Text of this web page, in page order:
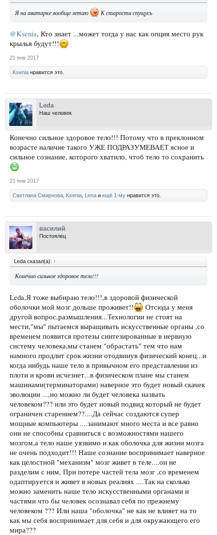
Я на аватарке вообще летаю К старости спущусь
@Ksenia, Кто знает ...может тогда у нас как опция место рук
крылья будут!!!
21 янв 2017
Ksenia нравится это.
Leda
Наш человек
Конечно сильное здоровое тело!!! Потому что в преклонном
возрасте наличие такого УЖЕ ПОДРАЗУМЕВАЕТ ясное и
сильное сознание, которого хватило, чтоб тело то сохранить
21 янв 2017
Светлана Смирнова Ksenia Lena и ещё 1-му нравится это.
василий
Постоялец
Leda сказал(а): ↑
Конечно сильное здоровое тело!!!
Leda,Я тоже выбираю тело!!!,в здоровой физической
оболочки мой мозг дольше проживет!!
Отсюда у меня
другой вопрос,размышления...Технологии не стоят на
мести,"мы" пытаемся выращивать искусственные органы ,со
временем появится протезы синтезированные в нервную
систему человека,мы станем "обрастать" тем что нам
намного продлит срок жизни отодвинув физический конец...и
когда нибудь наше тело в привычном его представлении из
плоти и крови исчезнет...в физическом плане мы станем
машинами(терминаторами) наверное это будет новый скачек
эволюции ...,но можно ли будет человека назвать
человеком??? или это будет новый подвид который не будет
ограничен старением??....Да сейчас создаются супер
мощные компьютеры ....занимают много места и все равно
они не способны сравниться с возможностями нашего
мозгом,а тело наше уязвимо и как оболочка для жизни мозга
не очень подходит!!! Наше сознание воспринимает наверное
как целостной "механизм" мозг живет в теле....он не
разделим с ним, При потере частей тела мозг ,со временем
одаптируется и живет в новых реалиях ....Так на сколько
можно заменить наше тело искусственными органами и
частями что бы человек осознавал себя по прежнему
человеком ??? Или наша "оболочка" не как не влияет на то
как мы себя воспринимает для себя и для окружающего его
мира???